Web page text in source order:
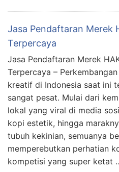
Jasa Pendaftaran Merek
Terpercaya
Jasa Pendaftaran Merek
Terpercaya –
kreatif di Indonesia saat ini
sangat pesat. Mulai dari
lokal yang viral di media
kopi estetik, hingga
tubuh kekinian, semuanya
memperebutkan perhatian
kompetisi yang super ketat